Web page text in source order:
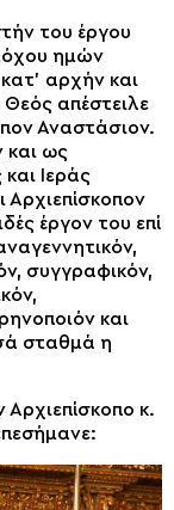
του έργου
ημών
αρχήν και
απέστειλε
Αναστάσιον.
και ως
Ιεράς
Αρχιεπίσκοπον
έργον του επί
συγγραφικόν,
και
σταθμά η
κ.